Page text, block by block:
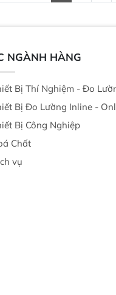
NGÀNH HÀNG
Bị Thí Nghiệm - Đo
Bị Đo Lường Inline -
Bị Công Nghiệp
Chất
vụ